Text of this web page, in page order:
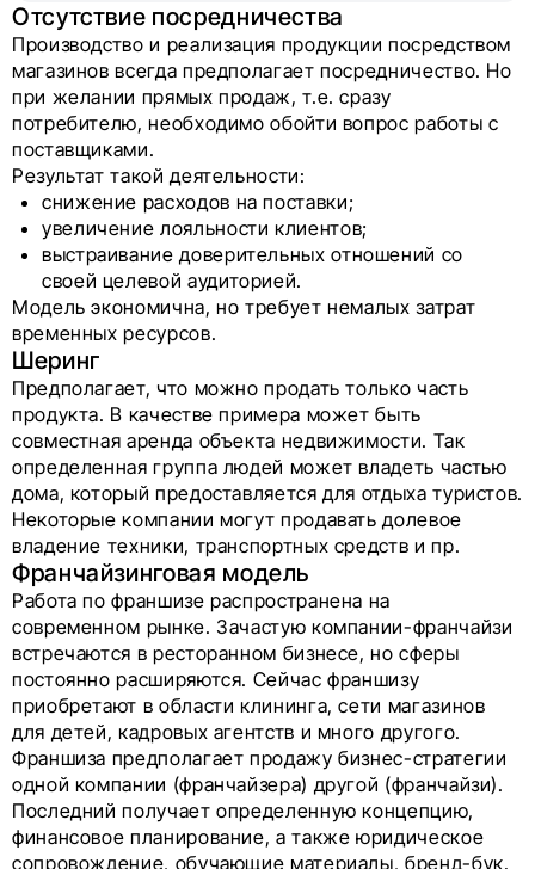
Отсутствие посредничества
Производство и реализация продукции посредством
магазинов всегда предполагает посредничество. Но
при желании прямых продаж, т.е. сразу
потребителю, необходимо обойти вопрос работы с
поставщиками.
Результат такой деятельности:
снижение расходов на поставки;
увеличение лояльности клиентов;
выстраивание доверительных отношений со
своей целевой аудиторией.
Модель экономична, но требует немалых затрат
временных ресурсов.
Шеринг
Предполагает, что можно продать только часть
продукта. В качестве примера может быть
совместная аренда объекта недвижимости. Так
определенная группа людей может владеть частью
дома, который предоставляется для отдыха туристов.
Некоторые компании могут продавать долевое
владение техники, транспортных средств и пр.
Франчайзинговая модель
Работа по франшизе распространена на
современном рынке. Зачастую компании-франчайзи
встречаются в ресторанном бизнесе, но сферы
постоянно расширяются. Сейчас франшизу
приобретают в области клининга, сети магазинов
для детей, кадровых агентств и много другого.
Франшиза предполагает продажу бизнес-стратегии
одной компании (франчайзера) другой (франчайзи).
Последний получает определенную концепцию,
финансовое планирование, а также юридическое
сопровождение, обучающие материалы, бренд-бук.